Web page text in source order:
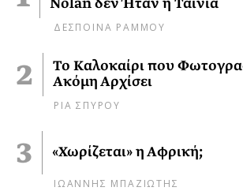
ΔΕΣΠΟΙΝΑ ΡΑΜΜΟΥ
Το Καλοκαίρι που
Ακόμη Αρχίσει
ΡΙΑ ΣΠΥΡΟΥ
«Χωρίζεται» η Αφρική;
ΙΩΑΝΝΗΣ ΜΠΑΖΙΩΤΗΣ